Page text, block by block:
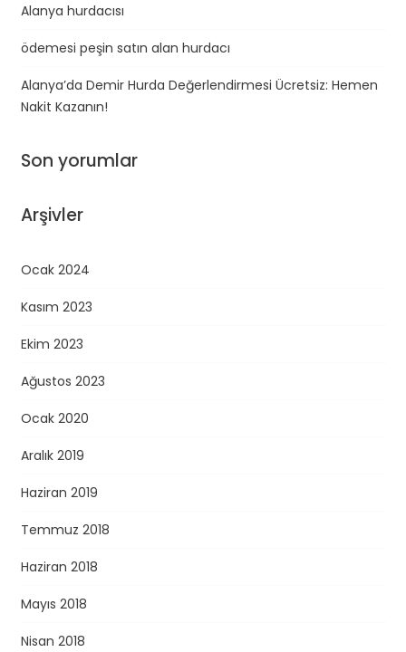
Alanya hurdacısı
ödemesi peşin satın alan hurdacı
Alanya’da Demir Hurda Değerlendirmesi Ücretsiz: Hemen
Nakit Kazanın!
Son yorumlar
Arşivler
Ocak 2024
Kasım 2023
Ekim 2023
Ağustos 2023
Ocak 2020
Aralık 2019
Haziran 2019
Temmuz 2018
Haziran 2018
Mayıs 2018
Nisan 2018